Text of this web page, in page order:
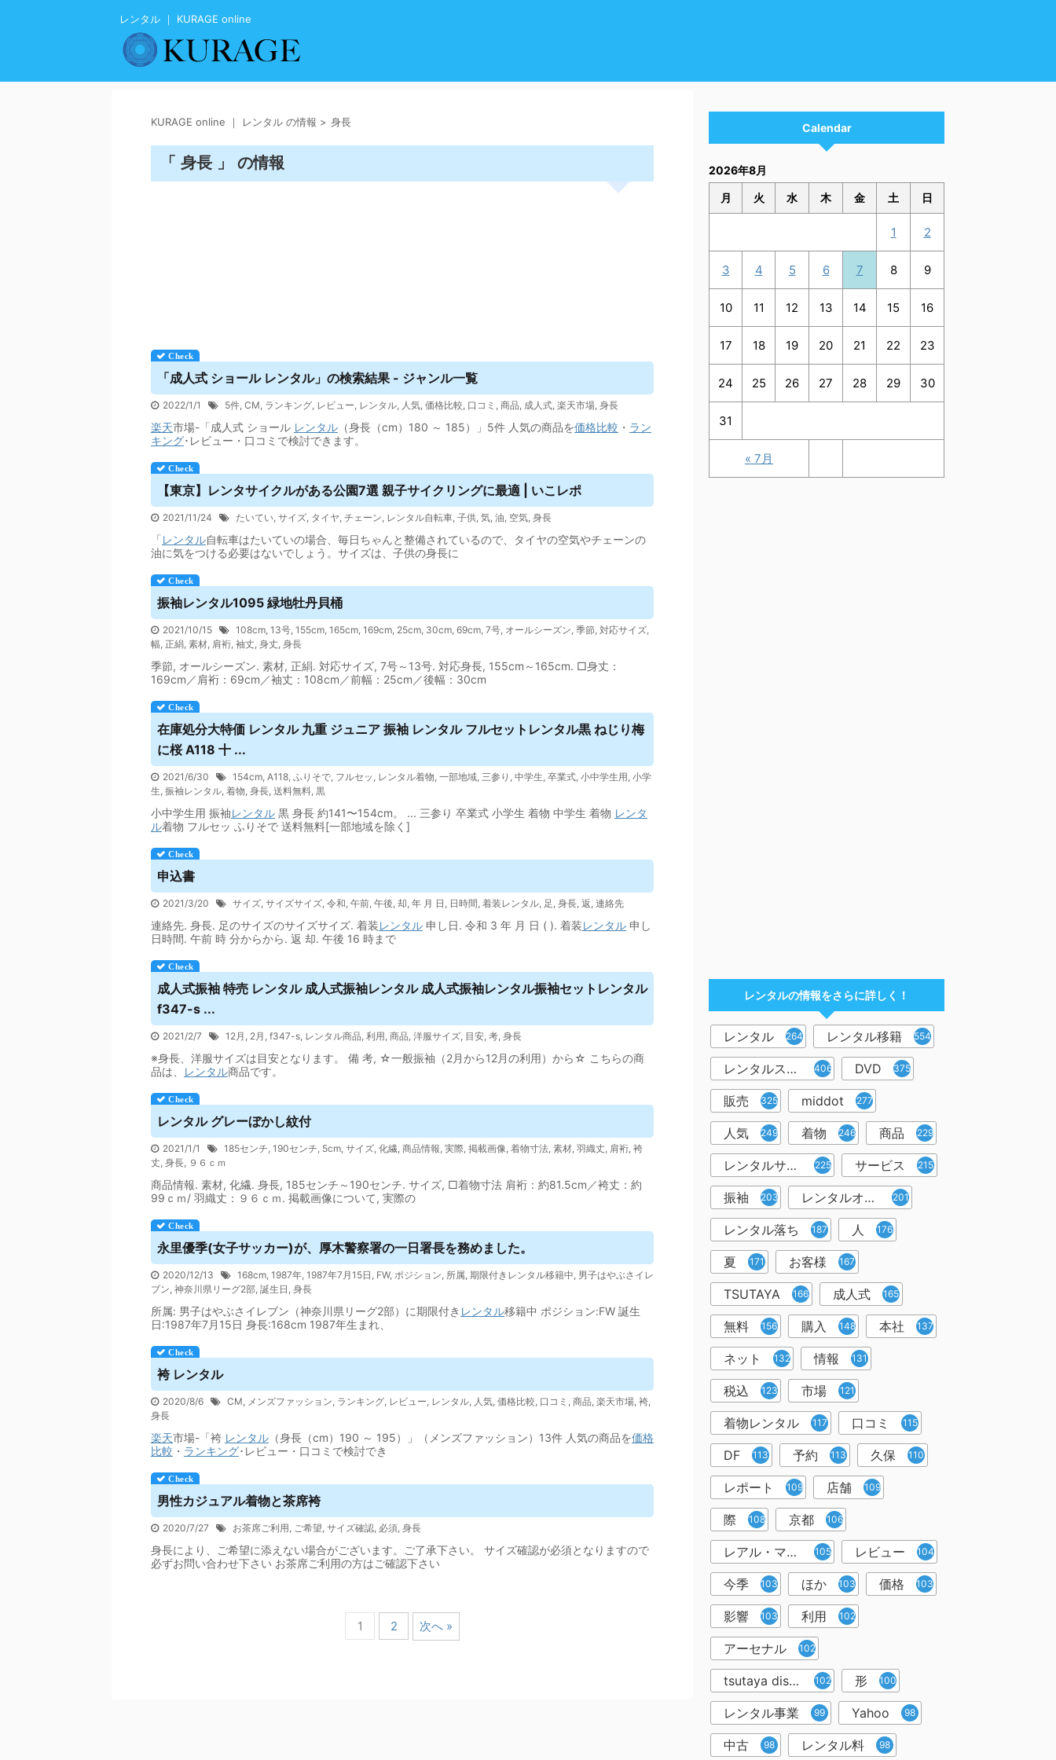
レンタル ｜ KURAGE online
KURAGE online ｜ レンタル の情報 > 身長
「 身長 」 の情報
「成人式 ショール レンタル」の検索結果 - ジャンル一覧
2022/1/1 5件, CM, ランキング, レビュー, レンタル, 人気, 価格比較, 口コミ , 商品, 成人式, 楽天市場, 身長
楽天市場-「成人式 ショール レンタル （身長（cm）180 ～ 185）」5件 人気の商品を価格比較 ・ ラン
キング･レビュー・口コミで検討できます。
【東京】レンタサイクルがある公園7選 親子サイクリングに最適 | いこレポ
2021/11/24 たいてい, サイズ, タイヤ, チェーン, レンタル自転車, 子供, 気, 油, 空気, 身長
「レンタル自転車はたいていの場合、毎日ちゃんと整備されているので、タイヤの空気やチェーンの
油に気をつける必要はないでしょう。サイズは、子供の身長に
振袖レンタル1095 緑地牡丹貝桶
2021/10/15 108cm, 13号, 155cm, 165cm, 169cm, 25cm, 30cm, 69cm, 7号, オールシーズン, 季節, 対応サイズ,
幅, 正絹, 素材, 肩裄, 袖丈, 身丈, 身長
季節, オールシーズン. 素材, 正絹. 対応サイズ, 7号～13号. 対応身長, 155cm～165cm. □身丈：
169cm／肩裄：69cm／袖丈：108cm／前幅：25cm／後幅：30cm
在庫処分大特価 レンタル九重 ジュニア 振袖 レンタルフルセット レンタル黒 ねじり梅
に桜 A118 十 ...
2021/6/30 154cm, A118, ふりそで, フルセッ , レンタル着物, 一部地域, 三参り , 中学生, 卒業式, 小中学生用, 小学
生, 振袖レンタル, 着物, 身長, 送料無料, 黒
小中学生用 振袖レンタル 黒 身長 約141〜154cm。 ... 三参り 卒業式 小学生 着物 中学生 着物 レンタ
ル着物 フルセッ ふりそで 送料無料[一部地域を除く]
申込書
2021/3/20 サイズ, サイズサイズ, 令和, 午前, 午後, 却, 年 月 日 , 日時間, 着装レンタル, 足 , 身長, 返, 連絡先
連絡先. 身長. 足のサイズのサイズサイズ. 着装レンタル 申し日. 令和 3 年 月 日 ( ). 着装レンタル 申し
日時間. 午前 時 分からから. 返 却. 午後 16 時まで
成人式振袖 特売 レンタル成人式振袖レンタル成人式振袖レンタル振袖セット レンタル
f347-s ...
2021/2/7 12月 , 2月 , f347-s, レンタル商品, 利用, 商品, 洋服サイズ, 目安, 考, 身長
※身長、洋服サイズは目安となります。 備 考, ☆一般振袖（2月から12月の利用）から☆ こちらの商
品は、
レンタル商品です。
レンタルグレーぼかし紋付
2021/1/1 185センチ, 190センチ, 5cm, サイズ, 化繊, 商品情報, 実際, 掲載画像, 着物寸法, 素材, 羽織丈, 肩裄, 袴
丈, 身長, ９６ｃｍ
商品情報. 素材, 化繊. 身長, 185センチ～190センチ. サイズ, □着物寸法 肩裄：約81.5cm／袴丈：約
99ｃｍ/ 羽織丈：９６ｃｍ. 掲載画像について, 実際の
永里優季(女子サッカー)が、厚木警察署の一日署長を務めました。
2020/12/13 168cm, 1987年, 1987年7月15日 , FW, ポジション, 所属, 期限付きレンタル移籍中, 男子はやぶさイレ
ブン, 神奈川県リーグ2部, 誕生日 , 身長
所属: 男子はやぶさイレブン（神奈川県リーグ2部）に期限付き レンタル移籍中 ポジション:FW 誕生
日:1987年7月15日 身長:168cm 1987年生まれ、
袴 レンタル
2020/8/6 CM, メンズファッション, ランキング, レビュー, レンタル, 人気, 価格比較, 口コミ , 商品, 楽天市場, 袴,
身長
楽天市場-「袴 レンタル （身長（cm）190 ～ 195）」（メンズファッション）13件 人気の商品を価格
比較 ・ ランキング･レビュー・口コミで検討でき
男性カジュアル着物と茶席袴
2020/7/27 お茶席ご利用, ご希望, サイズ確認, 必須, 身長
身長により、ご希望に添えない場合がございます。ご了承下さい。 サイズ確認が必須となりますので
必ずお問い合わせ下さい お茶席ご利用の方はご確認下さい
1 2 次へ »
Calendar
2026年8月
月 火 水 木 金 土 日
« 7月
1 2
3 4 5 6 7 8 9
10 11 12 13 14 15 16
17 18 19 20 21 22 23
24 25 26 27 28 29 30
31
レンタルの情報をさらに詳しく！
レンタル 2644 レンタル移籍 554
レンタルスペース 406 DVD 375
販売 325 middot 277
人気 249 着物 246 商品 229
レンタルサービス 225 サービス 215
振袖 203 レンタルオフィス 201
レンタル落ち 187 人 176
夏 171 お客様 167
TSUTAYA 166 成人式 165
無料 156 購入 148 本社 137
ネット 132 情報 131
税込 123 市場 121
着物レンタル 117 口コミ 115
DF 113 予約 113 久保 110
レポート 109 店舗 109
際 108 京都 106
レアル・マドリー 105 レビュー 104
今季 103 ほか 103 価格 103
影響 103 利用 102
アーセナル 102
tsutaya discas 102 形 100
レンタル事業 99 Yahoo 98
中古 98 レンタル料 98